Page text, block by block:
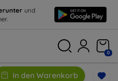
und
0
In den Warenkorb